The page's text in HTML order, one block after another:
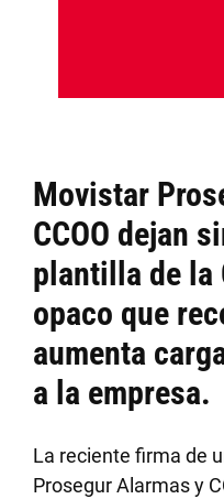
Movistar
CCOO dejan
plantilla de la
opaco que
aumenta
a la empresa.
La reciente firma de
Prosegur Alarmas y